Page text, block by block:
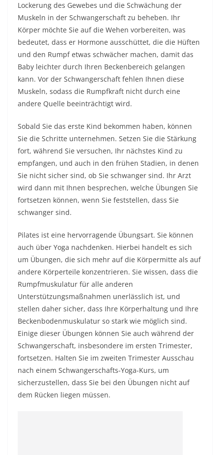
Lockerung des Gewebes und die Schwächung der
Muskeln in der Schwangerschaft zu beheben. Ihr
Körper möchte Sie auf die Wehen vorbereiten, was
bedeutet, dass er Hormone ausschüttet, die die Hüften
und den Rumpf etwas schwächer machen, damit das
Baby leichter durch Ihren Beckenbereich gelangen
kann. Vor der Schwangerschaft fehlen Ihnen diese
Muskeln, sodass die Rumpfkraft nicht durch eine
andere Quelle beeinträchtigt wird.
Sobald Sie das erste Kind bekommen haben, können
Sie die Schritte unternehmen. Setzen Sie die Stärkung
fort, während Sie versuchen, Ihr nächstes Kind zu
empfangen, und auch in den frühen Stadien, in denen
Sie nicht sicher sind, ob Sie schwanger sind. Ihr Arzt
wird dann mit Ihnen besprechen, welche Übungen Sie
fortsetzen können, wenn Sie feststellen, dass Sie
schwanger sind.
Pilates ist eine hervorragende Übungsart. Sie können
auch über Yoga nachdenken. Hierbei handelt es sich
um Übungen, die sich mehr auf die Körpermitte als auf
andere Körperteile konzentrieren. Sie wissen, dass die
Rumpfmuskulatur für alle anderen
Unterstützungsmaßnahmen unerlässlich ist, und
stellen daher sicher, dass Ihre Körperhaltung und Ihre
Beckenbodenmuskulatur so stark wie möglich sind.
Einige dieser Übungen können Sie auch während der
Schwangerschaft, insbesondere im ersten Trimester,
fortsetzen. Halten Sie im zweiten Trimester Ausschau
nach einem Schwangerschafts-Yoga-Kurs, um
sicherzustellen, dass Sie bei den Übungen nicht auf
dem Rücken liegen müssen.